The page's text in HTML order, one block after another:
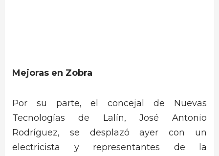
Mejoras en Zobra
Por su parte, el concejal de Nuevas
Tecnologías de Lalín, José Antonio
Rodríguez, se desplazó ayer con un
electricista y representantes de la